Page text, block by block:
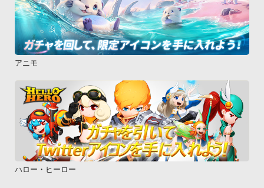
アニモ
ハロー・ヒーロー